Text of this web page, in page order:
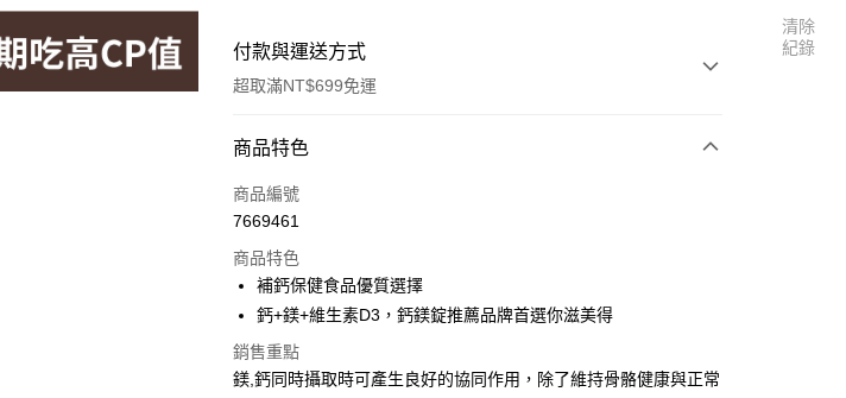
付款與運送方式
超取滿NT$699免運
付款方式
信用卡一次付款
LINE Pay
Apple Pay
街口支付
商品特色
商品編號
7669461
商品特色
補鈣保健食品優質選擇
鈣+鎂+維生素D3，鈣鎂錠推薦品牌首選你滋美得
銷售重點
鎂,鈣同時攝取時可產生良好的協同作用，除了維持骨骼健康與正常
清除
紀錄